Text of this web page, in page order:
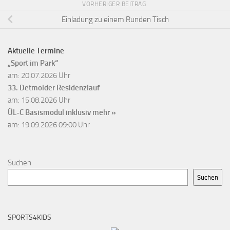
VORHERIGER BEITRAG
Einladung zu einem Runden Tisch
Aktuelle Termine
„Sport im Park“
am: 20.07.2026 Uhr
33. Detmolder Residenzlauf
am: 15.08.2026 Uhr
ÜL-C Basismodul inklusiv mehr »
am: 19.09.2026 09:00 Uhr
Suchen
Suchen
SPORTS4KIDS